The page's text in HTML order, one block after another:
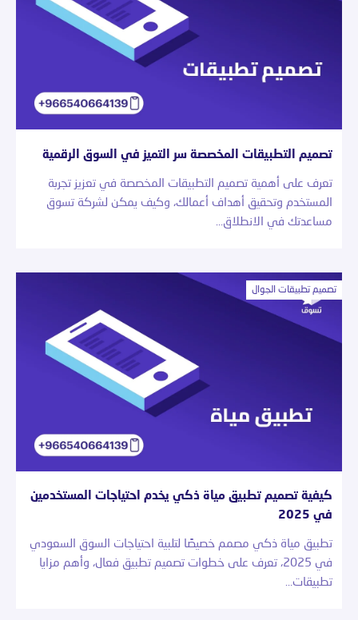
تصميم التطبيقات المخصصة سر التميز في السوق الرقمية
تعرف على أهمية تصميم التطبيقات المخصصة في تعزيز تجربة
المستخدم وتحقيق أهداف أعمالك، وكيف يمكن لشركة تسوق
مساعدتك في الانطلاق…
تصميم تطبيقات الجوال
كيفية تصميم تطبيق مياة ذكي يخدم احتياجات المستخدمين
في 2025
تطبيق مياة ذكي مصمم خصيصًا لتلبية احتياجات السوق السعودي
في 2025، تعرف على خطوات تصميم تطبيق فعال، وأهم مزايا
تطبيقات…